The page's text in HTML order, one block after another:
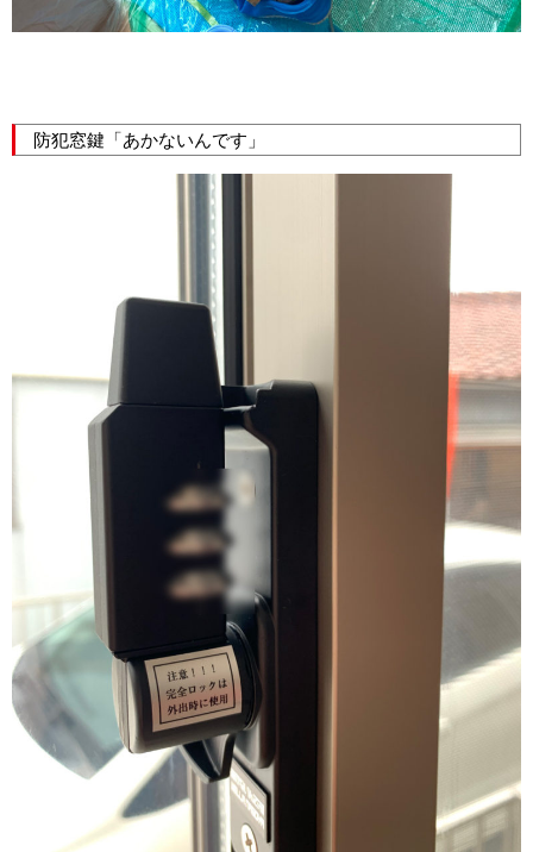
防犯窓鍵「あかないんです」